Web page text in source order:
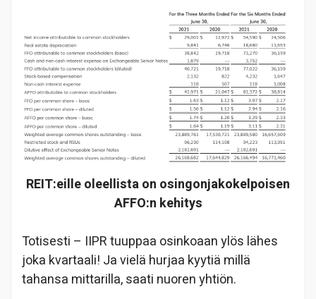
REIT:eille oleellista on osingonjakokelpoisen
AFFO:n kehitys
Totisesti – IIPR tuuppaa osinkoaan ylös lähes
joka kvartaali! Ja vielä hurjaa kyytiä millä
tahansa mittarilla, saati nuoren yhtiön.